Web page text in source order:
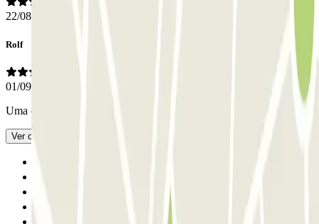
22/08/2025
Rolf
01/09/2024
Uma casa de banho seria desejável
Ver original